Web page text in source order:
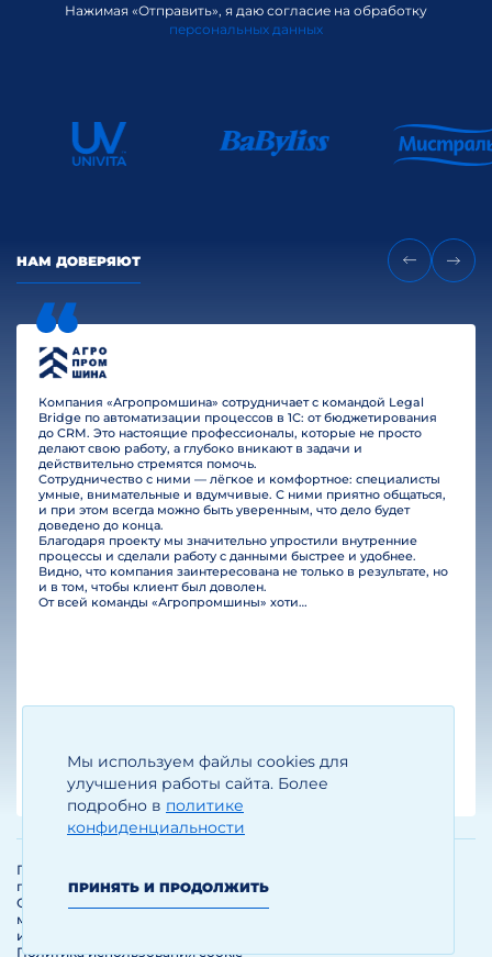
Мы используем файлы cookies для
улучшения работы сайта. Более
подробно в политике
конфиденциальности
ПРИНЯТЬ И ПРОДОЛЖИТЬ
Нажимая «Отправить», я даю согласие на обработку
персональных данных
НАМ ДОВЕРЯЮТ
Компания «Агропромшина» сотрудничает с командой Legal
Bridge по автоматизации процессов в 1С: от бюджетирования
до CRM. Это настоящие профессионалы, которые не просто
делают свою работу, а глубоко вникают в задачи и
действительно стремятся помочь.
Сотрудничество с ними — лёгкое и комфортное: специалисты
умные, внимательные и вдумчивые. С ними приятно общаться,
и при этом всегда можно быть уверенным, что дело будет
доведено до конца.
Благодаря проекту мы значительно упростили внутренние
процессы и сделали работу с данными быстрее и удобнее.
Видно, что компания заинтересована не только в результате, но
и в том, чтобы клиент был доволен.
От всей команды «Агропромшины» хотим поблагодарить специалистов Legal Bridge за отличную работу и человеческое отношение.…
Егизарян И.А.
Генеральный директор
Политика обработки и защиты
персональных данных
Политика использования cookie-
Соглашение об использовании
материалов и сервисов
интернет-сайта